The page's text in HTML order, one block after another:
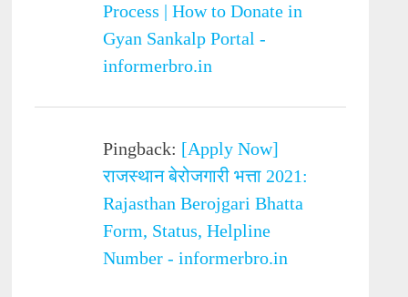
Process | How to Donate in
Gyan Sankalp Portal -
informerbro.in
Pingback: [Apply Now]
राजस्थान बेरोजगारी भत्ता 2021:
Rajasthan Berojgari Bhatta
Form, Status, Helpline
Number - informerbro.in